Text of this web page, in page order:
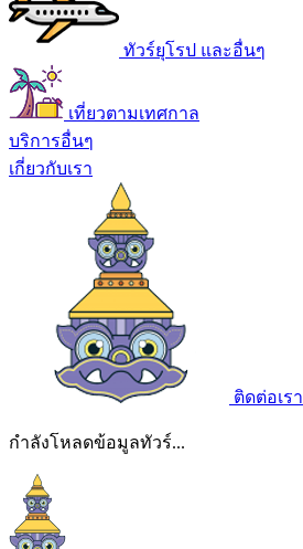
ทัวร์ยุโรป และอื่นๆ
เที่ยวตามเทศกาล
บริการอื่นๆ
เกี่ยวกับเรา
ติดต่อเรา
กำลังโหลดข้อมูลทัวร์...